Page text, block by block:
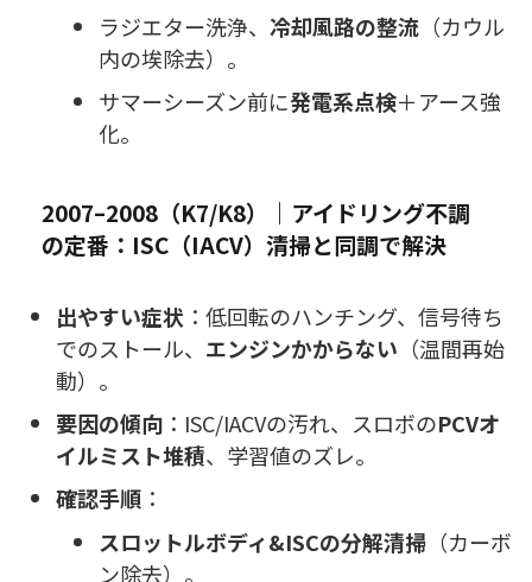
ラジエター洗浄、 冷却風路の整流 （カウル
内の埃除去）。
サマーシーズン前に発電系点検＋アース強
化。
2007–2008（K7/K8）｜アイドリング不調
の定番：ISC（IACV）清掃と同調で解決
出やすい症状 ：低回転のハンチング、信号待ち
でのストール、 エンジンかからない （温間再始
動）。
要因の傾向 ：ISC/IACVの汚れ、スロボのPCVオ
イルミスト堆積、学習値のズレ。
確認手順 ：
スロットルボディ&ISCの分解清掃 （カーボ
ン除去）。